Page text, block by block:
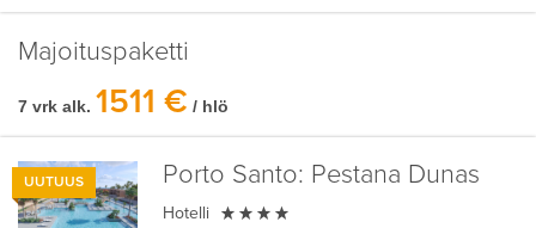
Majoituspaketti
7 vrk alk. 1511 € / hlö
UUTUUS Porto Santo: Pestana Dunas
Hotelli 